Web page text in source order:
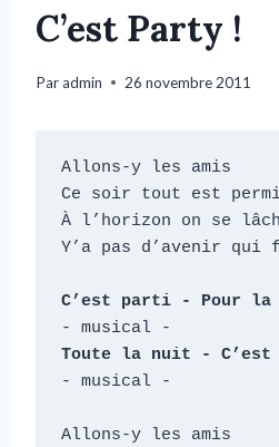
C’est Party !
Paradmin 26 novembre 2011
Allons-y les amis
Ce soir tout est
À l’horizon on se
Y’a pas d’avenir qui
C’est parti - Pour la
Toute la nuit -
- musical -
Allons-y les amis